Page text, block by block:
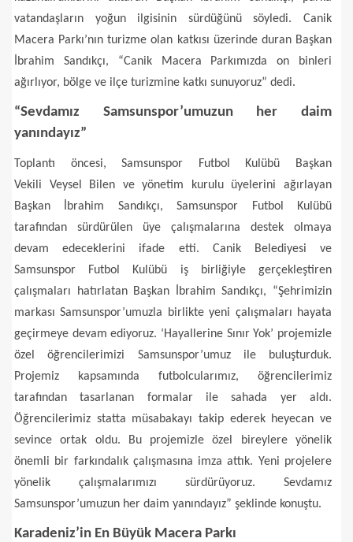
vatandaşların yoğun ilgisinin sürdüğünü söyledi. Canik
Macera Parkı’nın turizme olan katkısı üzerinde duran Başkan
İbrahim Sandıkçı, “Canik Macera Parkımızda on binleri
ağırlıyor, bölge ve ilçe turizmine katkı sunuyoruz” dedi.
“Sevdamız Samsunspor’umuzun her daim
yanındayız”
Toplantı öncesi, Samsunspor Futbol Kulübü Başkan
Vekili Veysel Bilen ve yönetim kurulu üyelerini ağırlayan
Başkan İbrahim Sandıkçı, Samsunspor Futbol Kulübü
tarafından sürdürülen üye çalışmalarına destek olmaya
devam edeceklerini ifade etti. Canik Belediyesi ve
Samsunspor Futbol Kulübü iş birliğiyle gerçekleştiren
çalışmaları hatırlatan Başkan İbrahim Sandıkçı, “Şehrimizin
markası Samsunspor’umuzla birlikte yeni çalışmaları hayata
geçirmeye devam ediyoruz. ‘Hayallerine Sınır Yok’ projemizle
özel öğrencilerimizi Samsunspor’umuz ile buluşturduk.
Projemiz kapsamında futbolcularımız, öğrencilerimiz
tarafından tasarlanan formalar ile sahada yer aldı.
Öğrencilerimiz statta müsabakayı takip ederek heyecan ve
sevince ortak oldu. Bu projemizle özel bireylere yönelik
önemli bir farkındalık çalışmasına imza attık. Yeni projelere
yönelik çalışmalarımızı sürdürüyoruz. Sevdamız
Samsunspor’umuzun her daim yanındayız” şeklinde konuştu.
Karadeniz’in En Büyük Macera Parkı